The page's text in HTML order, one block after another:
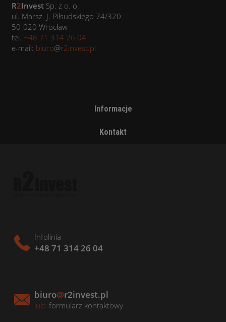
R2Invest Sp. z o. o.
ul. Marsz. J. Piłsudskiego 74/320
50-020 Wrocław
tel. +48 71 314 26 04
e-mail: biuro@r2invest.pl
Informacje
Kontakt
Infolinia
+48 71 314 26 04
biuro@r2invest.pl
lub: formularz kontaktowy